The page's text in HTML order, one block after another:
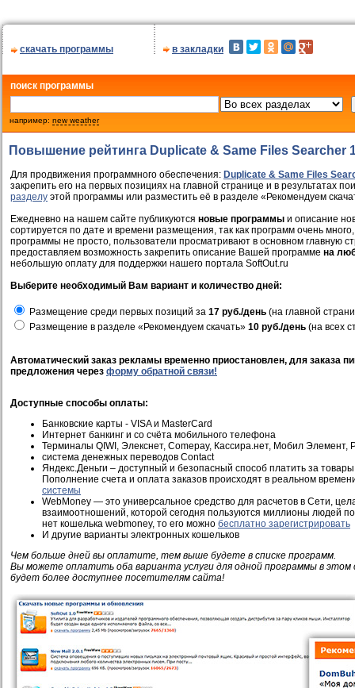
скачать программы в закладки
поиск программы
например: new weather
Повышение рейтинга Duplicate & Same Files Searcher
Для продвижения программного обеспечения: Duplicate & Same Files
закрепить его на первых позициях на главной странице и в результатах
разделу этой программы или разместить её в разделе «Рекомендуем
Ежедневно на нашем сайте публикуются новые программы и описание
сортируется по дате и времени размещения, так как программ очень
программы не просто, пользователи просматривают в основном главную
предоставляем возможность закрепить описание Вашей программе на
небольшую оплату для поддержки нашего портала SoftOut.ru
Выберите необходимый Вам вариант и количество дней:
Размещение среди первых позиций за 17 руб./день (на главной
Размещение в разделе «Рекомендуем скачать» 10 руб./день (на всех
Автоматический заказ рекламы временно приостановлен, для заказа
предложения через форму обратной связи!
Доступные способы оплаты:
Банковские карты - VISA и MasterCard
Интернет банкинг и со счёта мобильного телефона
Терминалы QIWI, Элекснет, Comepay, Кассира.нет, Мобил Элемент,
система денежных переводов Contact
Яндекс.Деньги – доступный и безопасный способ платить за товары
Пополнение счета и оплата заказов происходят в реальном
системы
WebMoney — это универсальное средство для расчетов в Сети,
взаимоотношений, которой сегодня пользуются миллионы людей
нет кошелька webmoney, то его можно бесплатно зарегистрировать
И другие варианты электронных кошельков
Чем больше дней вы оплатите, тем выше будете в списке программ.
Вы можете оплатить оба варианта услуги для одной программы в этом
будет более доступнее посетителям сайта!